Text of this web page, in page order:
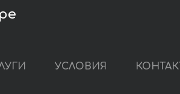
УСЛОВИЯ